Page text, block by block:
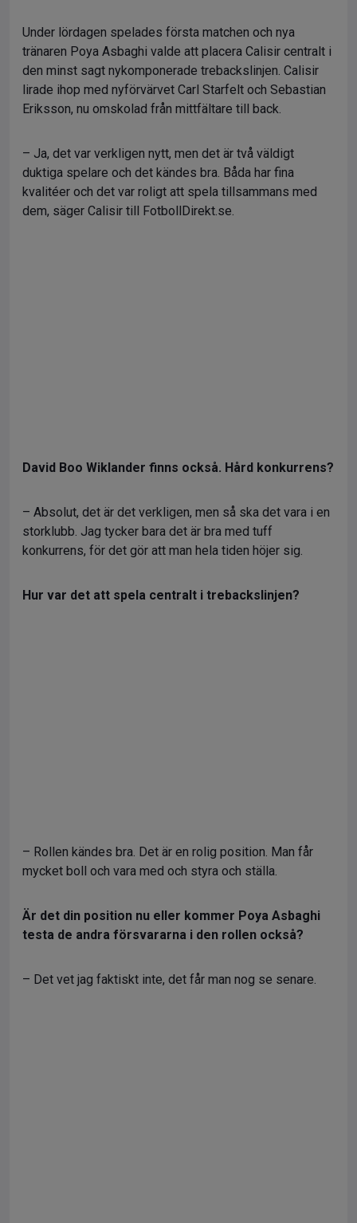
Under lördagen spelades första matchen och nya
tränaren Poya Asbaghi valde att placera Calisir centralt i
den minst sagt nykomponerade trebackslinjen. Calisir
lirade ihop med nyförvärvet Carl Starfelt och Sebastian
Eriksson, nu omskolad från mittfältare till back.
– Ja, det var verkligen nytt, men det är två väldigt
duktiga spelare och det kändes bra. Båda har fina
kvalitéer och det var roligt att spela tillsammans med
dem, säger Calisir till FotbollDirekt.se.
David Boo Wiklander finns också. Hård konkurrens?
– Absolut, det är det verkligen, men så ska det vara i en
storklubb. Jag tycker bara det är bra med tuff
konkurrens, för det gör att man hela tiden höjer sig.
Hur var det att spela centralt i trebackslinjen?
– Rollen kändes bra. Det är en rolig position. Man får
mycket boll och vara med och styra och ställa.
Är det din position nu eller kommer Poya Asbaghi
testa de andra försvararna i den rollen också?
– Det vet jag faktiskt inte, det får man nog se senare.